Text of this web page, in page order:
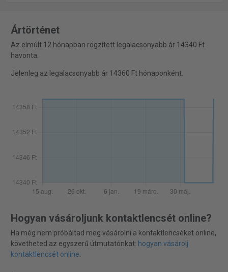
Ártörténet
Az elmúlt 12 hónapban rögzített legalacsonyabb ár 14340 Ft
havonta.
Jelenleg az legalacsonyabb ár 14360 Ft hónaponként.
Hogyan vásároljunk kontaktlencsét online?
Ha még nem próbáltad meg vásárolni a kontaktlencséket online,
követheted az egyszerű útmutatónkat: hogyan vásárolj
kontaktlencsét online.